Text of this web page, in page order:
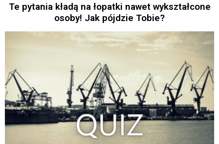
Te pytania kładą na łopatki nawet wykształcone
osoby! Jak pójdzie Tobie?